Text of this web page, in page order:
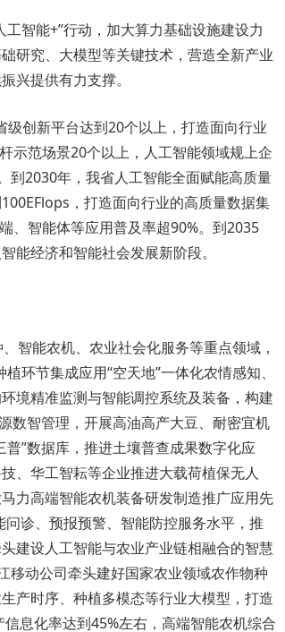
智能+”行动，加大算力基础设施建设力
研究、大模型等关键技术，营造全新产业
兴提供有力支撑。
创新平台达到20个以上，打造面向行业
示范场景20个以上，人工智能领域规上企
到2030年，我省人工智能全面赋能高质量
，打造面向行业的高质量数据集
、智能体等应用普及率超90%。到2035
能经济和智能社会发展新阶段。
智能农机、农业社会化服务等重点领域，
环节集成应用“空天地”一体化农情感知、
境精准监测与智能调控系统及装备，构建
智管理，开展高油高产大豆、耐密宜机
”数据库，推进土壤普查成果数字化应
、华工智耘等企业推进大载荷植保无人
力高端智能农机装备研发制造推广应用先
问诊、预报预警、智能防控服务水平，推
建设人工智能与农业产业链相融合的智慧
移动公司牵头建好国家农业领域农作物种
产时序、种植多模态等行业大模型，打造
息化率达到45%左右，高端智能农机综合